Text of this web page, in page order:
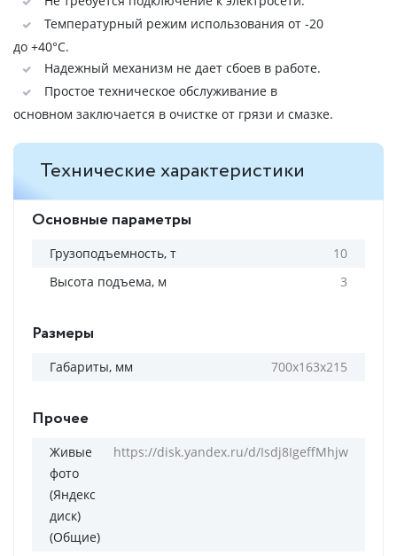
Температурный режим использования от -20
до +40°C.
Надежный механизм не дает сбоев в работе.
Простое техническое обслуживание в
основном заключается в очистке от грязи и смазке.
Технические характеристики
Основные параметры
Грузоподъемность, т
10
Высота подъема, м
3
Размеры
Габариты, мм 700х163х215
Прочее
Живые
фото
(Яндекс
диск)
(Общие)
https://disk.yandex.ru/d/Isdj8IgeffMhjw